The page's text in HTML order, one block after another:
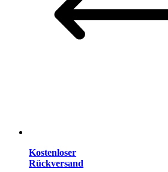
Kostenloser
Rückversand